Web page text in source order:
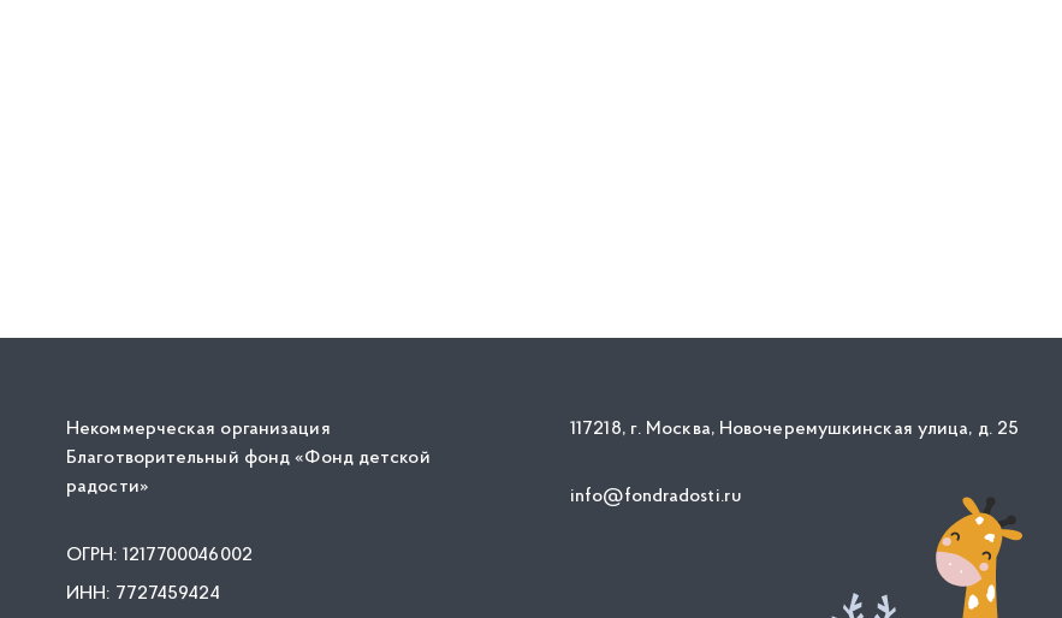
Некоммерческая организация
Благотворительный фонд «Фонд детской
радости»
ОГРН: 1217700046002
ИНН: 7727459424
117218, г. Москва, Новочеремушкинская улица, д. 25
info@fondradosti.ru